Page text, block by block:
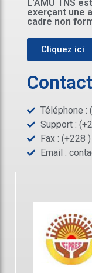
L'AMU TNS
exerçant une
cadre non
Cliquez ici
Téléphone :
Support :
Fax : (+228
Email :